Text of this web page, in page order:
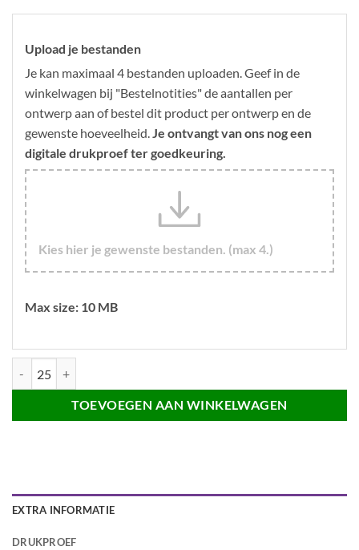
Upload je bestanden
Je kan maximaal 4 bestanden uploaden. Geef in de
winkelwagen bij "Bestelnotities" de aantallen per
ontwerp aan of bestel dit product per ontwerp en de
gewenste hoeveelheid.Je ontvangt van ons nog een
digitale drukproef ter goedkeuring.
Kies hier je gewenste bestanden. (max 4.)
Max size: 10 MB
TOEVOEGEN AAN WINKELWAGEN
EXTRA INFORMATIE
DRUKPROEF